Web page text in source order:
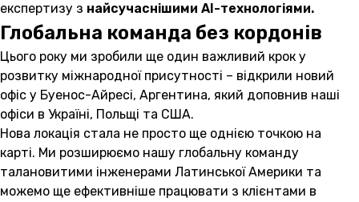
експертизу з найсучаснішими AI-технологіями.
Глобальна команда без кордонів
Цього року ми зробили ще один важливий крок у
розвитку міжнародної присутності – відкрили новий
офіс у Буенос-Айресі, Аргентина, який доповнив наші
офіси в Україні, Польщі та США.
Нова локація стала не просто ще однією точкою на
карті. Ми розширюємо нашу глобальну команду
талановитими інженерами Латинської Америки та
можемо ще ефективніше працювати з клієнтами в